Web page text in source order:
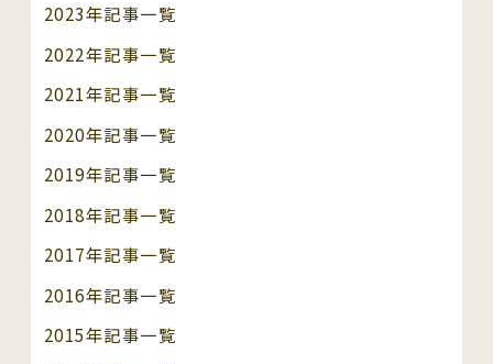
2023年記事一覧
2022年記事一覧
2021年記事一覧
2020年記事一覧
2019年記事一覧
2018年記事一覧
2017年記事一覧
2016年記事一覧
2015年記事一覧